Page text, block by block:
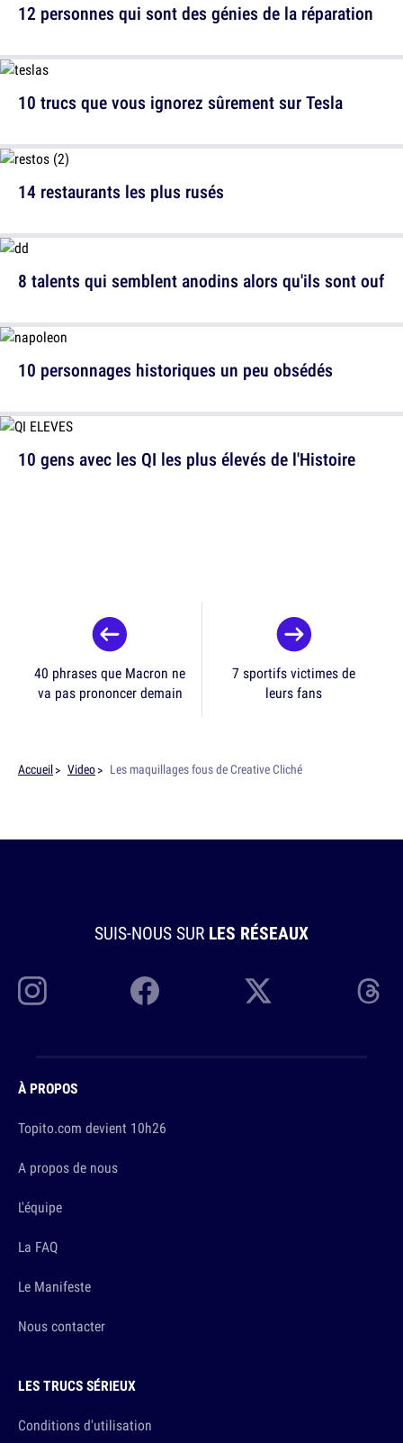
10 trucs que vous ignorez sûrement sur Tesla
8 talents qui semblent anodins alors qu'ils sont ouf
10 gens avec les QI les plus élevés de l'Histoire
12 personnes qui sont des génies de la réparation
14 restaurants les plus rusés
10 personnages historiques un peu obsédés
40 phrases que Macron ne
va pas prononcer demain
7 sportifs victimes de
leurs fans
Accueil Video Les maquillages fous de Creative Cliché
SUIS-NOUS SUR LES RÉSEAUX
À PROPOS
Topito.com devient 10h26
A propos de nous
L'équipe
La FAQ
Le Manifeste
Nous contacter
LES TRUCS SÉRIEUX
Conditions d'utilisation